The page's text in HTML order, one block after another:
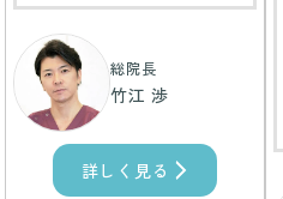
総院長
竹江 渉
詳しく見る